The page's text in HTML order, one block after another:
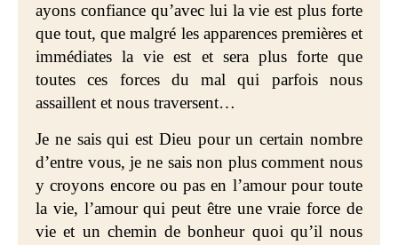
ayons confiance qu’avec lui la vie est plus forte
que tout, que malgré les apparences premières et
immédiates la vie est et sera plus forte que
toutes ces forces du mal qui parfois nous
assaillent et nous traversent…
Je ne sais qui est Dieu pour un certain nombre
d’entre vous, je ne sais non plus comment nous
y croyons encore ou pas en l’amour pour toute
la vie, l’amour qui peut être une vraie force de
vie et un chemin de bonheur quoi qu’il nous